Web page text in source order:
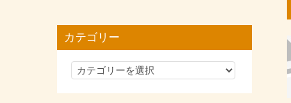
カテゴリー
カ